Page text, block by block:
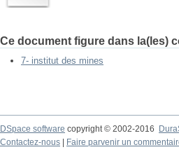
Ce document figure dans la(les)
7- institut des mines
DSpace software copyright © 2002-2016
Contactez-nous
Faire parvenir un